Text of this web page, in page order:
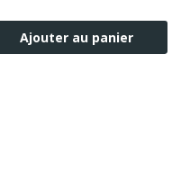
Ajouter au panier